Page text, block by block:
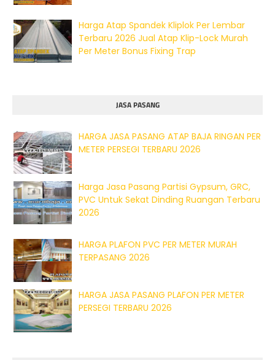
Harga Atap Spandek Kliplok Per Lembar
Terbaru 2026 Jual Atap Klip-Lock Murah
Per Meter Bonus Fixing Trap
JASA PASANG
HARGA JASA PASANG ATAP BAJA RINGAN PER
METER PERSEGI TERBARU 2026
Harga Jasa Pasang Partisi Gypsum, GRC,
PVC Untuk Sekat Dinding Ruangan Terbaru
2026
HARGA PLAFON PVC PER METER MURAH
TERPASANG 2026
HARGA JASA PASANG PLAFON PER METER
PERSEGI TERBARU 2026